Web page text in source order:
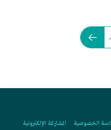
الخصوصية
المشاركة الإلكترونية